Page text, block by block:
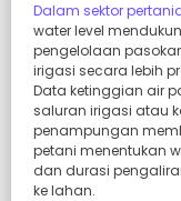
Dalam sektor
water level
pengelolaan
irigasi secara lebih
Data ketinggian air
saluran irigasi atau
penampungan
petani menentukan
dan durasi
ke lahan.